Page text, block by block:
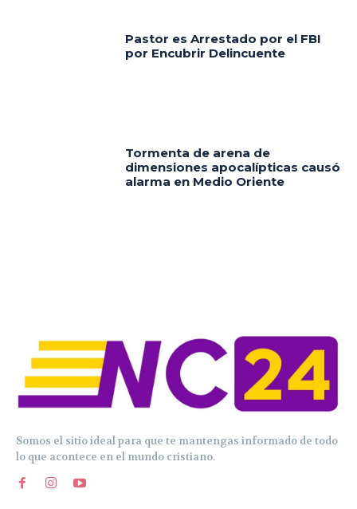
Pastor es Arrestado por el FBI
por Encubrir Delincuente
Tormenta de arena de
dimensiones apocalípticas causó
alarma en Medio Oriente
Somos el sitio ideal para que te mantengas informado de todo
lo que acontece en el mundo cristiano.